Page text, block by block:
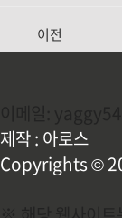
카드: 단말기 할부
할인DC(요금할인)
2. LG 추천 카드 종
&DC) 중고폰 보상
이전
제작 : 아로스
Copyrights ©